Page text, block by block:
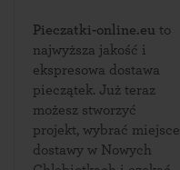
Pieczatki-online.eu to
najwyższa jakość i
ekspresowa dostawa
pieczątek. Już teraz
możesz stworzyć
projekt, wybrać miejsce
dostawy w Nowych